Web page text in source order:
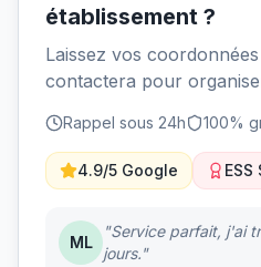
établissement ?
Laissez vos
contactera pour
Rappel sous 24h 100%
4.9/5 Google
ML
"Service parfait, j'ai
jours."